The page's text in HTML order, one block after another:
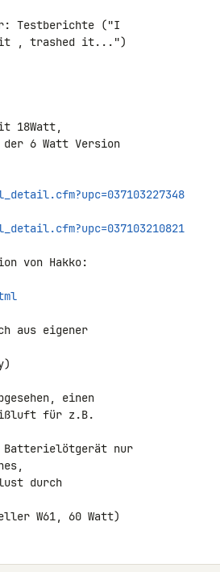
Testberichte ("I
it , trashed it...")
18Watt,
der 6 Watt Version
von Hakko:
aus eigener
einen
für z.B.
nur
durch
W61, 60 Watt)